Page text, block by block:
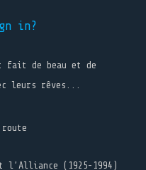
in?
fait de beau et de
leurs rêves...
l’Alliance (1925-1994)